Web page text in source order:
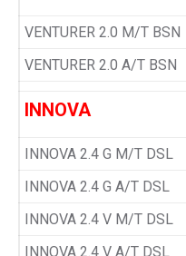
VENTURER 2.0 M/T BSN
VENTURER 2.0 A/T BSN
INNOVA
INNOVA 2.4 G M/T DSL
INNOVA 2.4 G A/T DSL
INNOVA 2.4 V M/T DSL
INNOVA 2.4 V A/T DSL